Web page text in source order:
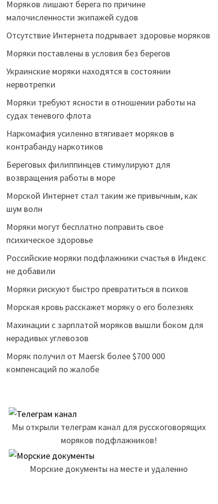
Моряков лишают берега по причине
малочисленности экипажей судов
Отсутствие Интернета подрывает здоровье моряков
Моряки поставлены в условия без берегов
Украинские моряки находятся в состоянии
нервотрепки
Моряки требуют ясности в отношении работы на
судах теневого флота
Наркомафия усиленно втягивает моряков в
контрабанду наркотиков
Береговых филиппинцев стимулируют для
возвращения работы в море
Морской Интернет стал таким же привычным, как
шум волн
Моряки могут бесплатно поправить свое
психическое здоровье
Российские моряки подфлажники счастья в Индекс
не добавили
Моряки рискуют быстро превратиться в психов
Морская кровь расскажет моряку о его болезнях
Махинации с зарплатой моряков вышли боком для
нерадивых углевозов
Моряк получил от Maersk более $700 000
компенсаций по жалобе
Мы открыли телеграм канал для русскоговорящих
моряков подфлажников!
Морские документы на месте и удаленно